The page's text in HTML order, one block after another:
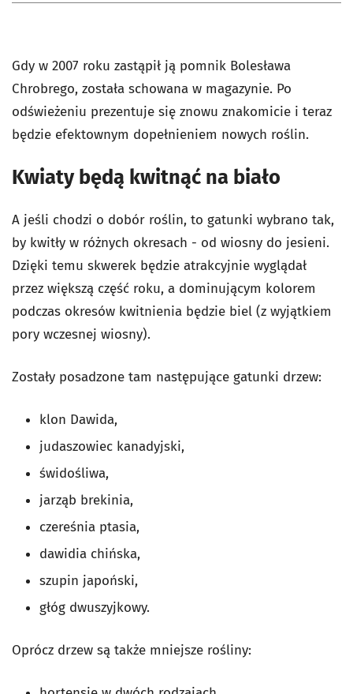
Gdy w 2007 roku zastąpił ją pomnik Bolesława
Chrobrego, została schowana w magazynie. Po
odświeżeniu prezentuje się znowu znakomicie i teraz
będzie efektownym dopełnieniem nowych roślin.
Kwiaty będą kwitnąć na biało
A jeśli chodzi o dobór roślin, to gatunki wybrano tak,
by kwitły w różnych okresach - od wiosny do jesieni.
Dzięki temu skwerek będzie atrakcyjnie wyglądał
przez większą część roku, a dominującym kolorem
podczas okresów kwitnienia będzie biel (z wyjątkiem
pory wczesnej wiosny).
Zostały posadzone tam następujące gatunki drzew:
klon Dawida,
judaszowiec kanadyjski,
świdośliwa,
jarząb brekinia,
czereśnia ptasia,
dawidia chińska,
szupin japoński,
głóg dwuszyjkowy.
Oprócz drzew są także mniejsze rośliny: